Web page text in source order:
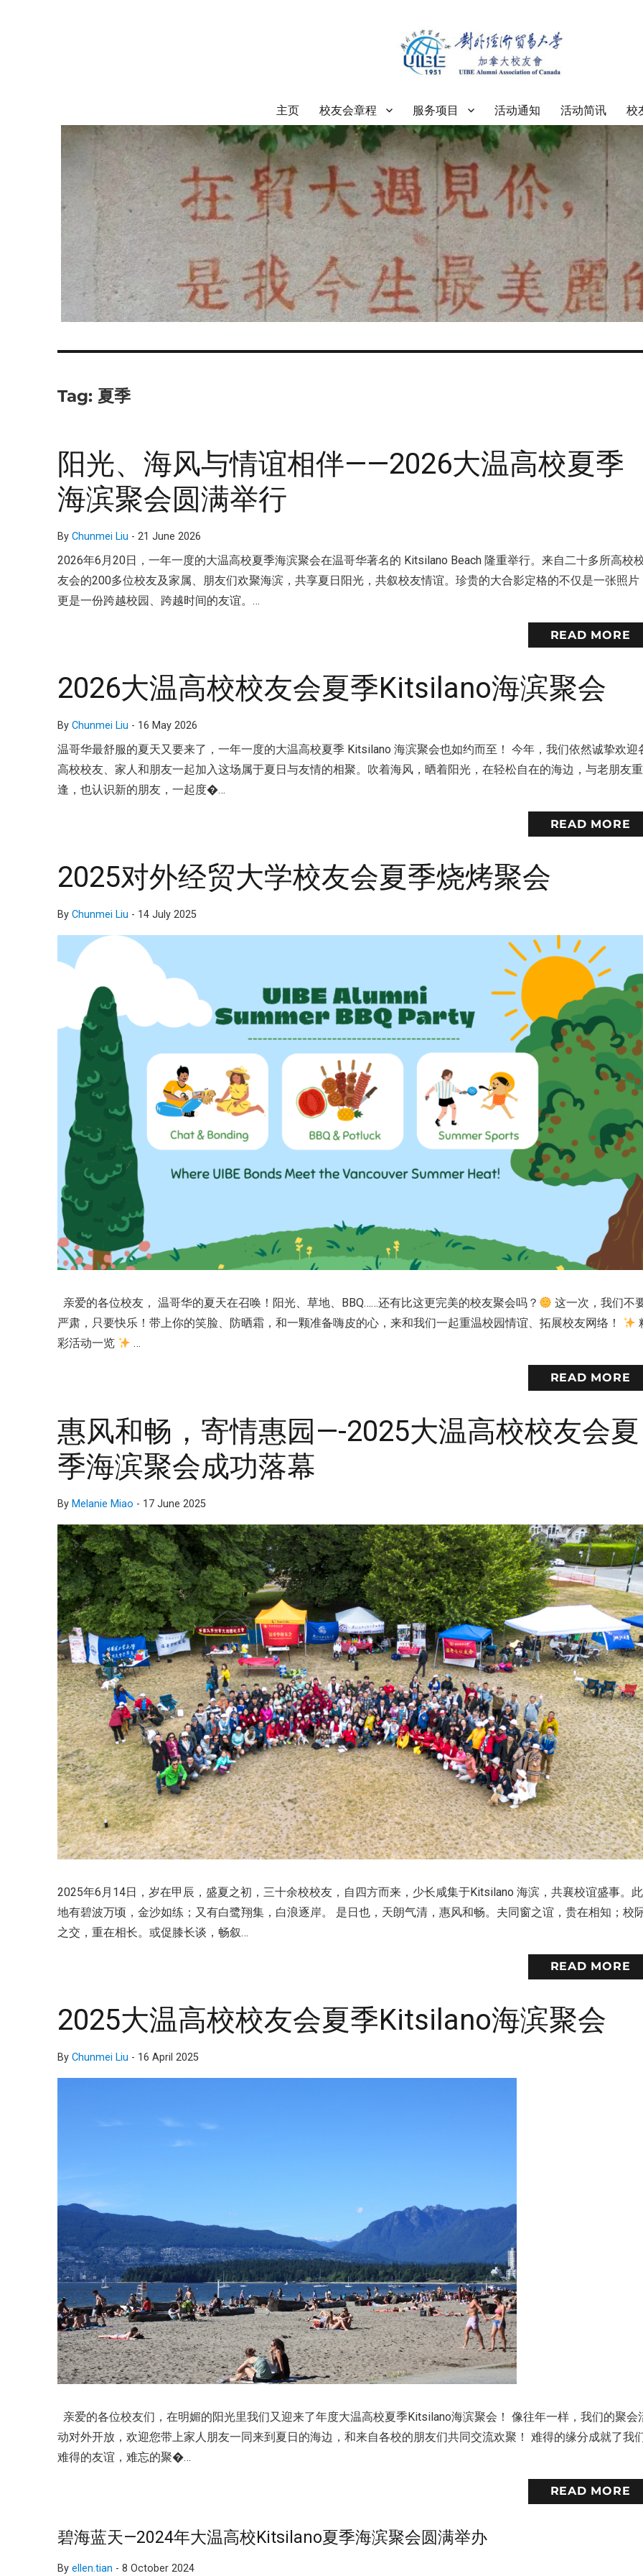
对外经济贸易大学加拿大校友会
主页 校友会章程 服务项目 活动通知 活动简讯 校
Tag: 夏季
阳光、海风与情谊相伴——2026大温高校夏季
海滨聚会圆满举行
ByChunmei Liu -21 June 2026
2026年6月20日，一年一度的大温高校夏季海滨聚会在温哥华著名的 Kitsilano Beach 隆重举行。来自二十多所高校
友会的200多位校友及家属、朋友们欢聚海滨，共享夏日阳光，共叙校友情谊。珍贵的大合影定格的不仅是一张照片
更是一份跨越校园、跨越时间的友谊。…
READ MORE
2026大温高校校友会夏季Kitsilano海滨聚会
ByChunmei Liu - 16 May 2026
温哥华最舒服的夏天又要来了，一年一度的大温高校夏季 Kitsilano 海滨聚会也如约而至！ 今年，我们依然诚挚欢迎
高校校友、家人和朋友一起加入这场属于夏日与友情的相聚。吹着海风，晒着阳光，在轻松自在的海边，与老朋友重
逢，也认识新的朋友，一起度�…
READ MORE
2025对外经贸大学校友会夏季烧烤聚会
ByChunmei Liu - 14 July 2025
亲爱的各位校友， 温哥华的夏天在召唤！阳光、草地、BBQ……还有比这更完美的校友聚会吗？
这一次，我们不
严肃，只要快乐！带上你的笑脸、防晒霜，和一颗准备嗨皮的心，来和我们一起重温校园情谊、拓展校友网络！
彩活动一览
…
READ MORE
惠风和畅，寄情惠园—-2025大温高校校友会夏
季海滨聚会成功落幕
By Melanie Miao - 17 June 2025
2025年6月14日，岁在甲辰，盛夏之初，三十余校校友，自四方而来，少长咸集于Kitsilano 海滨，共襄校谊盛事。此
地有碧波万顷，金沙如练；又有白鹭翔集，白浪逐岸。 是日也，天朗气清，惠风和畅。夫同窗之谊，贵在相知；校
之交，重在相长。或促膝长谈，畅叙…
READ MORE
2025大温高校校友会夏季Kitsilano海滨聚会
ByChunmei Liu - 16 April 2025
亲爱的各位校友们，在明媚的阳光里我们又迎来了年度大温高校夏季Kitsilano海滨聚会！ 像往年一样，我们的聚会
动对外开放，欢迎您带上家人朋友一同来到夏日的海边，和来自各校的朋友们共同交流欢聚！ 难得的缘分成就了我
难得的友谊，难忘的聚�…
READ MORE
碧海蓝天—2024年大温高校Kitsilano夏季海滨聚会圆满举办
Byellen.tian -8 October 2024